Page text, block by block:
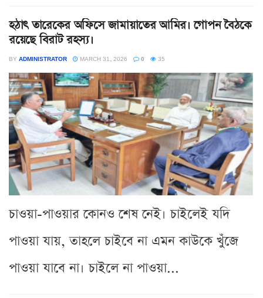
হঠাৎ তারেকের অফিসে জামায়াতের আমির। গোপন বৈঠকে
রয়েছে বিরাট রহস্য।
BY ADMINISTRATOR MARCH 31, 2026 0 35
চাওয়া-পাওয়ার কোনও শেষ নেই। চাইলেই যদি
পাওয়া যায়, তাহলে চাইবে না এমন কাউকে খুঁজে
পাওয়া যাবে না। চাইলে না পাওয়া...